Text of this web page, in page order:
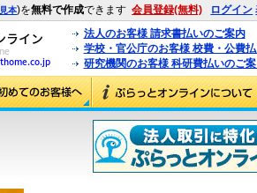
見本)を無料で作成できます 会員登録(無料) ログイン
法人のお客様 請求書払いのご案内
学校・官公庁のお客様 校費・公費
研究機関のお客様 科研費払いのご